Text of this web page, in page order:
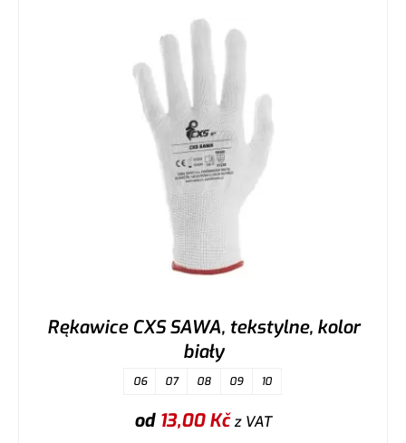
Rękawice CXS SAWA, tekstylne, kolor
biały
06 07 08 09 10
od 13,00Kčz VAT